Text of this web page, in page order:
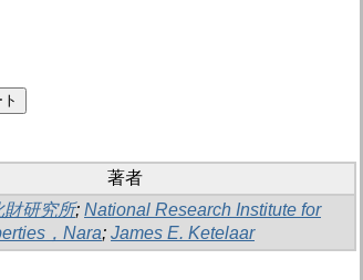
著者
財研究所; National Research Institute for
，Nara; James E. Ketelaar